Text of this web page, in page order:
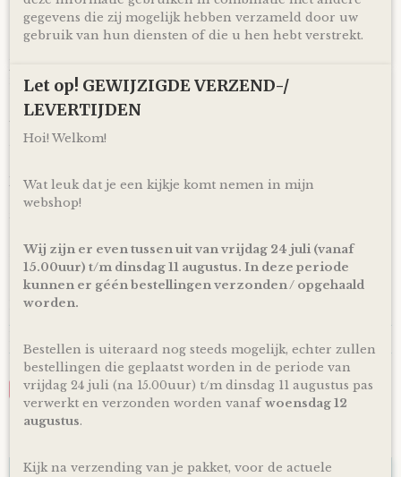
doen!
Ophalen & Verzenden
in Kloosterveen Assen.
Of je laat je bestelling
via PostNL pakketservice inclusief track en trace code!
kan je een eigen wens of berichtje aan de ouders (to be)
achterlaten in het opmerkingen veld bij het bestellen en
zorg ik ervoor dat er een kaartje toegevoegd wordt aan je
*Producten, op voorraad, worden binnen 1-4 werkdagen
door ons verzonden! De dag van levering is afhankelijk van
de dienstregeling van PostNL. Kijk voor de actuele
levertijden en dagen altijd op de site van PostNL.
Save
gegevens die zij mogelijk hebben verzameld door uw
gebruik van hun diensten of die u hen hebt verstrekt.
Let op! GEWIJZIGDE VERZEND-/
LEVERTIJDEN
Hoi! Welkom!
Wat leuk dat je een kijkje komt nemen in mijn
webshop!
Wij zijn er even tussen uit van vrijdag 24 juli (vanaf
15.00uur) t/m dinsdag 11 augustus. In deze periode
kunnen er géén bestellingen verzonden / opgehaald
worden.
Bestellen is uiteraard nog steeds mogelijk, echter zullen
bestellingen die geplaatst worden in de periode van
vrijdag 24 juli (na 15.00uur) t/m dinsdag 11 augustus pas
verwerkt en verzonden worden vanafwoensdag 12
augustus.
Kijk na verzending van je pakket, voor de actuele